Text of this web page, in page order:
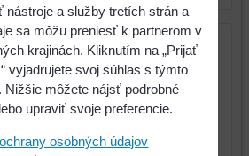
platné iba pri tovare a
máme na sklade.
nástroje a služby tretích strán a
sa môžu preniesť k partnerom v
krajinách. Kliknutím na „Prijať
vyjadrujete svoj súhlas s týmto
Nižšie môžete nájsť podrobné
upraviť svoje preferencie.
osobných údajov